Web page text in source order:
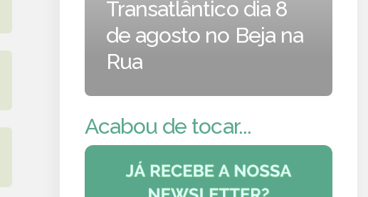
Transatlântico dia 8
de agosto no Beja na
Rua
Acabou de tocar...